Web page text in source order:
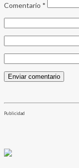
Comentario *
Publicidad